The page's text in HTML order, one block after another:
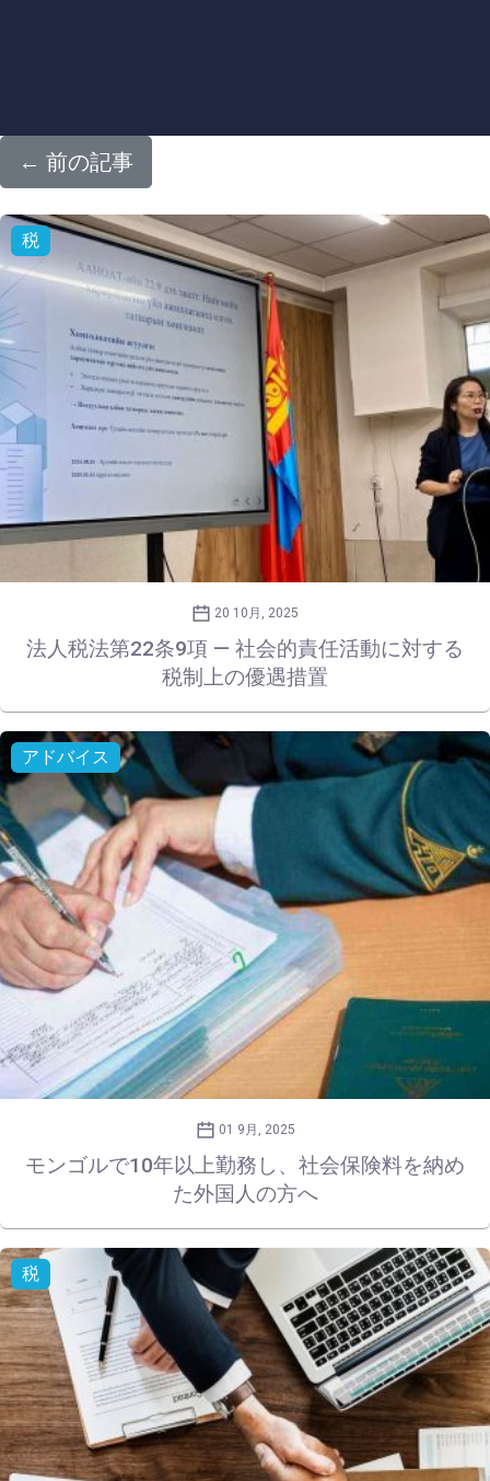
← 前の記事
税
20 10月, 2025
法人税法第22条9項 — 社会的責任活動に対する
税制上の優遇措置
アドバイス
01 9月, 2025
モンゴルで10年以上勤務し、社会保険料を納め
た外国人の方へ
税